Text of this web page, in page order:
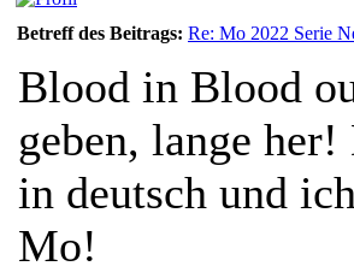
Betreff des Beitrags: Re: Mo 2022 Serie
Blood in Blood
geben, lange
in deutsch und
Mo!